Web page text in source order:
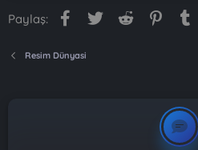
Paylaş: Facebook
Twitter Reddit
Resim Dünyasi